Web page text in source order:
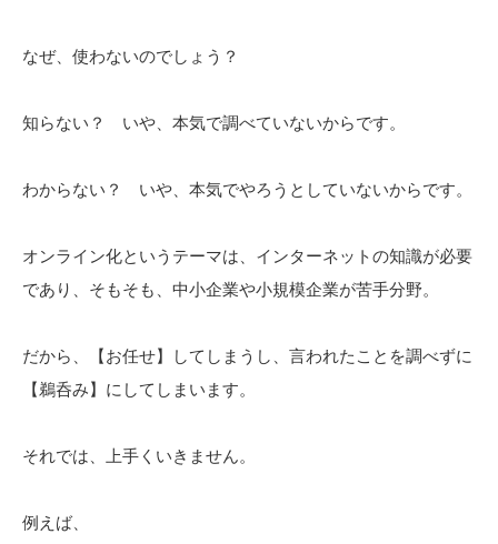
なぜ、使わないのでしょう？
知らない？ いや、本気で調べていないからです。
わからない？ いや、本気でやろうとしていないからです。
オンライン化というテーマは、インターネットの知識が必要
であり、そもそも、中小企業や小規模企業が苦手分野。
だから、【お任せ】してしまうし、言われたことを調べずに
【鵜呑み】にしてしまいます。
それでは、上手くいきません。
例えば、